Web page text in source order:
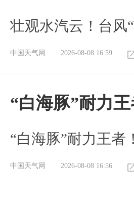
壮观水汽云！台风
中国天气网 2026-08-08 16:59
“白海豚”耐力
“白海豚”耐力王者
中国天气网 2026-08-08 16:56